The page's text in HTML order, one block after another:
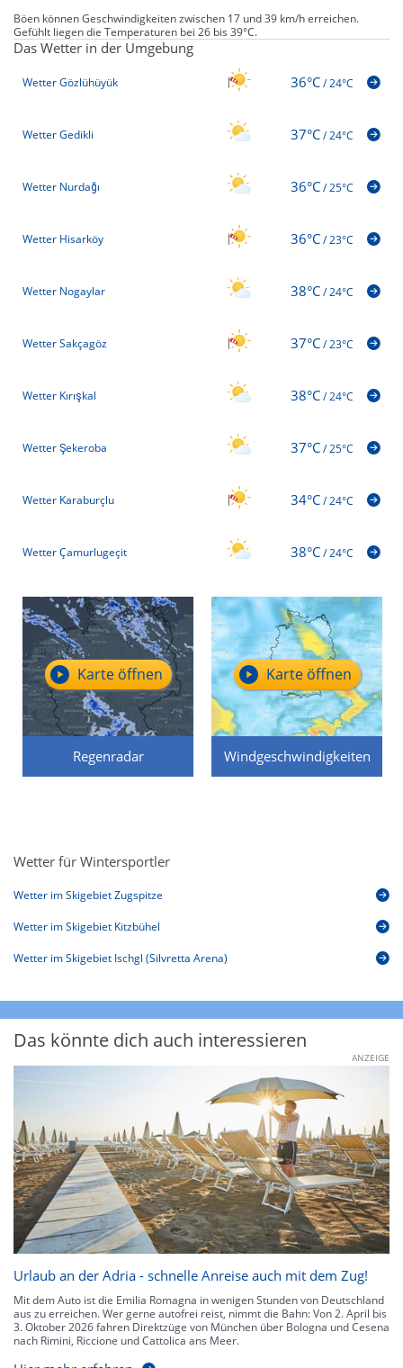
Böen können Geschwindigkeiten zwischen 17 und 39 km/h erreichen.
Gefühlt liegen die Temperaturen bei 26 bis 39°C.
Das Wetter in der Umgebung
Wetter Gözlühüyük 36°C/24°C
Wetter Gedikli 37°C/24°C
Wetter Nurdağı 36°C/25°C
Wetter Hisarköy 36°C/23°C
Wetter Nogaylar 38°C/24°C
Wetter Sakçagöz 37°C/23°C
Wetter Kırışkal 38°C/24°C
Wetter Şekeroba 37°C/25°C
Wetter Karaburçlu 34°C/24°C
Wetter Çamurlugeçit 38°C/24°C
Regenradar
Karte öffnen
Windgeschwindigkeiten
Karte öffnen
Wetter für Wintersportler
Wetter im Skigebiet Zugspitze
Wetter im Skigebiet Kitzbühel
Wetter im Skigebiet Ischgl (Silvretta Arena)
Das könnte dich auch interessieren
ANZEIGE
Urlaub an der Adria - schnelle Anreise auch mit dem Zug!
Mit dem Auto ist die Emilia Romagna in wenigen Stunden von Deutschland
aus zu erreichen. Wer gerne autofrei reist, nimmt die Bahn: Von 2. April bis
3. Oktober 2026 fahren Direktzüge von München über Bologna und Cesena
nach Rimini, Riccione und Cattolica ans Meer.